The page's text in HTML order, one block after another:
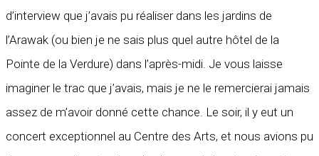
d’interview que j’avais pu réaliser dans les jardins de
l’Arawak (ou bien je ne sais plus quel autre hôtel de la
Pointe de la Verdure) dans l’après-midi. Je vous laisse
imaginer le trac que j’avais, mais je ne le remercierai jamais
assez de m’avoir donné cette chance. Le soir, il y eut un
concert exceptionnel au Centre des Arts, et nous avions pu